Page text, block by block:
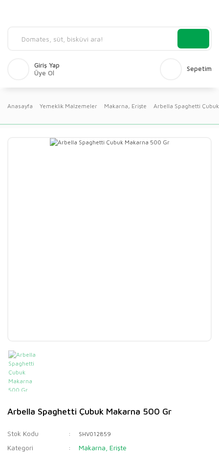
Giriş Yap
Üye Ol
Sepetim
Anasayfa Yemeklik Malzemeler Makarna, Erişte Arbella Spaghetti
Arbella Spaghetti Çubuk Makarna 500 Gr
Stok Kodu SHV012859
Kategori Makarna, Erişte